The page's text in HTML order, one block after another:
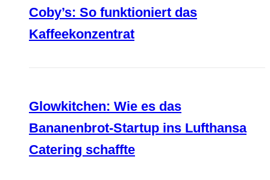
Coby’s: So funktioniert das
Kaffeekonzentrat
Glowkitchen: Wie es das
Bananenbrot-Startup ins Lufthansa
Catering schaffte